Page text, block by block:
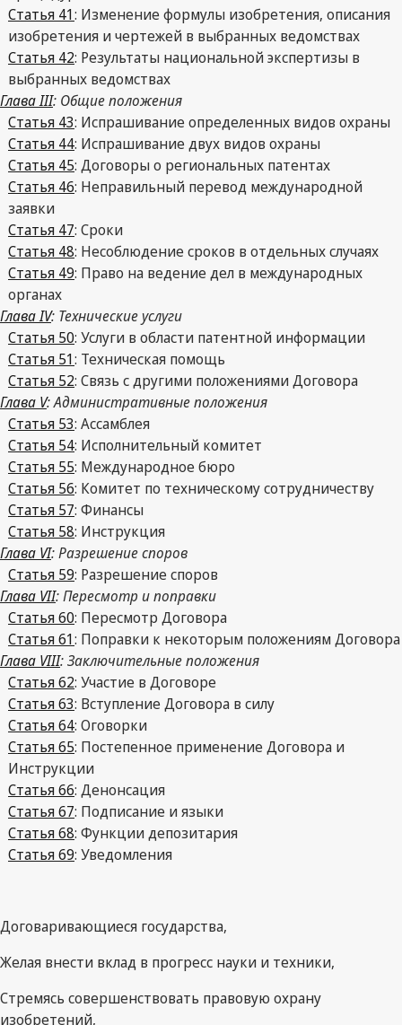
Статья 41: Изменение формулы изобретения, описания
изобретения и чертежей в выбранных ведомствах
Статья 42: Результаты национальной экспертизы в
выбранных ведомствах
Глава III: Общие положения
Статья 43: Испрашивание определенных видов охраны
Статья 44: Испрашивание двух видов охраны
Статья 45: Договоры о региональных патентах
Статья 46: Неправильный перевод международной
заявки
Статья 47: Сроки
Статья 48: Несоблюдение сроков в отдельных случаях
Статья 49: Право на ведение дел в международных
органах
Глава IV: Технические услуги
Статья 50: Услуги в области патентной информации
Статья 51: Техническая помощь
Статья 52: Связь с другими положениями Договора
Глава V: Административные положения
Статья 53: Ассамблея
Статья 54: Исполнительный комитет
Статья 55: Международное бюро
Статья 56: Комитет по техническому сотрудничеству
Статья 57: Финансы
Статья 58: Инструкция
Глава VI: Разрешение споров
Статья 59: Разрешение споров
Глава VII: Пересмотр и поправки
Статья 60: Пересмотр Договора
Статья 61: Поправки к некоторым положениям Договора
Глава VIII: Заключительные положения
Статья 62: Участие в Договоре
Статья 63: Вступление Договора в силу
Статья 64: Оговорки
Статья 65: Постепенное применение Договора и
Инструкции
Статья 66: Денонсация
Статья 67: Подписание и языки
Статья 68: Функции депозитария
Статья 69: Уведомления
Договаривающиеся государства,
Желая внести вклад в прогресс науки и техники,
Стремясь совершенствовать правовую охрану
изобретений,